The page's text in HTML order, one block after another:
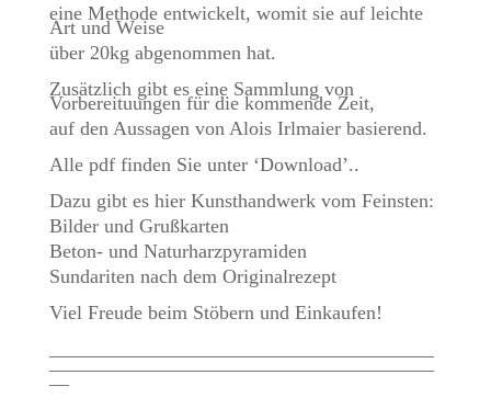
eine Methode entwickelt, womit sie auf leichte
Art und Weise
über 20kg abgenommen hat.
Zusätzlich gibt es eine Sammlung von
Vorbereituungen für die kommende Zeit,
auf den Aussagen von Alois Irlmaier basierend.
Alle pdf finden Sie unter ‘Download’..
Dazu gibt es hier Kunsthandwerk vom Feinsten:
Bilder und Grußkarten
Beton- und Naturharzpyramiden
Sundariten nach dem Originalrezept
Viel Freude beim Stöbern und Einkaufen!
_______________________________________
__